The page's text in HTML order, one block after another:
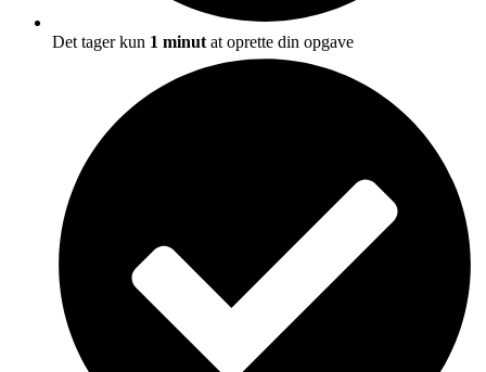
Det tager kun 1 minut at oprette din opgave